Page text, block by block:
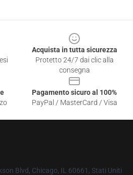
Acquista in tutta sicurezza
Protetto 24/7 dai clic alla
consegna
Pagamento sicuro al 100%
PayPal / MasterCard / Visa
Blvd, Chicago, IL 60661, Stati Uniti